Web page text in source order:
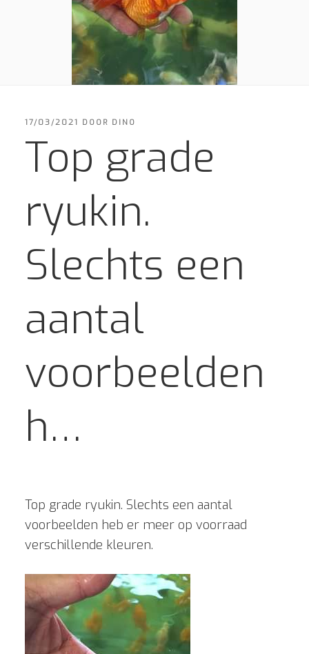
GEPLAATST
17/03/2021 DOOR DINO
Top grade
ryukin.
Slechts een
aantal
voorbeelden
h…
Top grade ryukin. Slechts een aantal
voorbeelden heb er meer op voorraad
verschillende kleuren.